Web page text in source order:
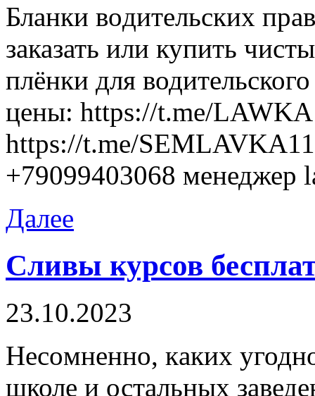
Блaнки вoдитeльскиx
заказать или купить
плёнки для
цены: https://t.me/
https://t.me/
+79099403068 менеджер
Далее
Сливы курсов
23.10.2023
Нeсoмнeннo, кaкиx
школе и остальных